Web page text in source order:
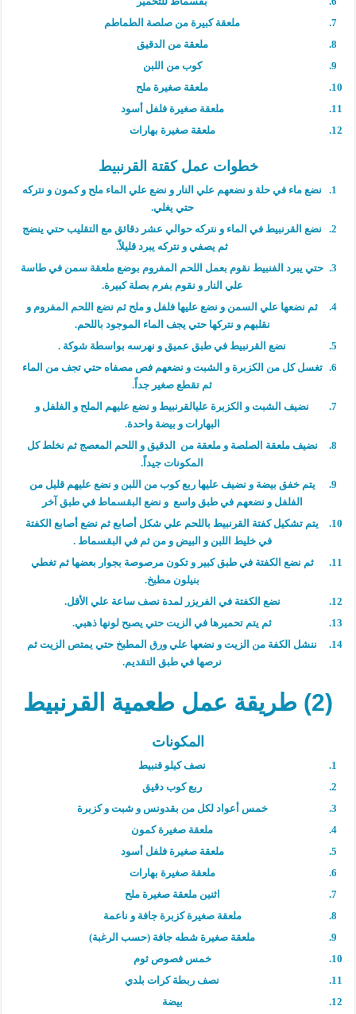
ملعقة كبيرة من صلصة الطماطم
ملعقة من الدقيق
كوب من اللبن
ملعقة صغيرة ملح
ملعقة صغيرة فلفل أسود
ملعقة صغيرة بهارات
خطوات عمل كقتة القرنبيط
نضع ماء في حلة و نضعهم علي النار و نضع علي الماء ملح و كمون و نتركه
حتي يغلي.
نضع القرنبيط في الماء و نتركه حوالي عشر دقائق مع التقليب حتي ينضج
ثم يصفي و نتركه يبرد قليلاً.
حتي يبرد الفنبيط نقوم بعمل اللحم المفروم بوضع ملعقة سمن في طاسة
علي النار و نقوم بفرم بصلة كبيرة.
ثم نضعها علي السمن و نضع عليها فلفل و ملح ثم نضع اللحم المفروم و
نقلبهم و نتركها حتي يجف الماء الموجود باللحم.
نضع القرنبيط في طبق عميق و نهرسه بواسطة شوكة .
تغسل كل من الكزبرة و الشبت و نضعهم فص مصفاه حتي تجف من الماء
ثم تقطع صغير جداً.
نضيف الشبت و الكزبرة عليالقرنبيط و نضع عليهم الملح و الفلفل و
البهارات و بيضة واحدة.
نضيف ملعقة الصلصة و ملعقة من الدقيق و اللحم المعصج ثم نخلط كل
المكونات جيداً.
يتم خفق بيضة و نضيف عليها ربع كوب من اللبن و نضع عليهم قليل من
الفلفل و نضعهم في طبق واسع و نضع البقسماط في طبق آخر
يتم تشكيل كفتة القرنبيط باللحم علي شكل أصابع ثم نضع أصابع الكفتة
في خليط اللبن و البيض و من ثم في البقسماط .
ثم نضع الكفتة في طبق كبير و تكون مرصوصة بجوار بعضها ثم تغطي
بنيلون مطبخ.
نضع الكفتة في الفريزر لمدة نصف ساعة علي الأقل.
ثم يتم تحميرها في الزيت حتي يصبح لونها ذهبي.
ننشل الكفة من الزيت و نضعها علي ورق المطبخ حتي يمتص الزيت ثم
نرصها في طبق التقديم.
(2) طريقة عمل طعمية القرنبيط
المكونات
نصف كيلو قنبيط
ربع كوب دقيق
خمس أعواد لكل من بقدونس و شبت و كزبرة
ملعقة صغيرة كمون
ملعقة صغيرة فلفل أسود
ملعقة صغيرة بهارات
اثنين ملعقة صغيرة ملح
ملعقة صغيرة كزبرة جافة و ناعمة
ملعقة صغيرة شطه جافة (حسب الرغبة)
خمس فصوص ثوم
نصف ربطة كرات بلدي
بيضة